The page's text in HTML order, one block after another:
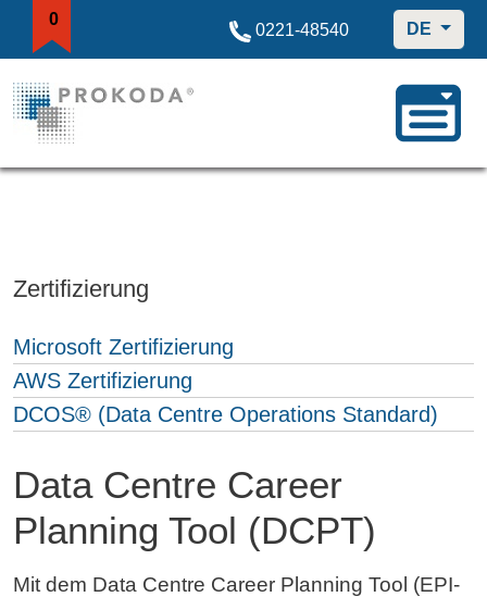
0
0221-48540 DE
Zertifizierung
Microsoft Zertifizierung
AWS Zertifizierung
DCOS® (Data Centre Operations Standard)
Data Centre Career
Planning Tool (DCPT)
Mit dem Data Centre Career Planning Tool (EPI-